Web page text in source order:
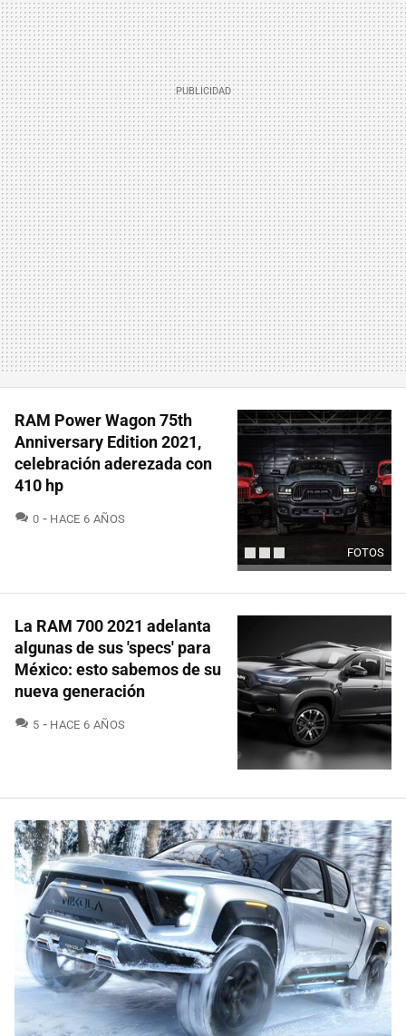
FOTOS
RAM Power Wagon 75th
Anniversary Edition 2021,
celebración aderezada con
410 hp
0 COMENTARIOS
HACE 6 AÑOS
La RAM 700 2021 adelanta
algunas de sus 'specs' para
México: esto sabemos de su
nueva generación
5 COMENTARIOS
HACE 6 AÑOS